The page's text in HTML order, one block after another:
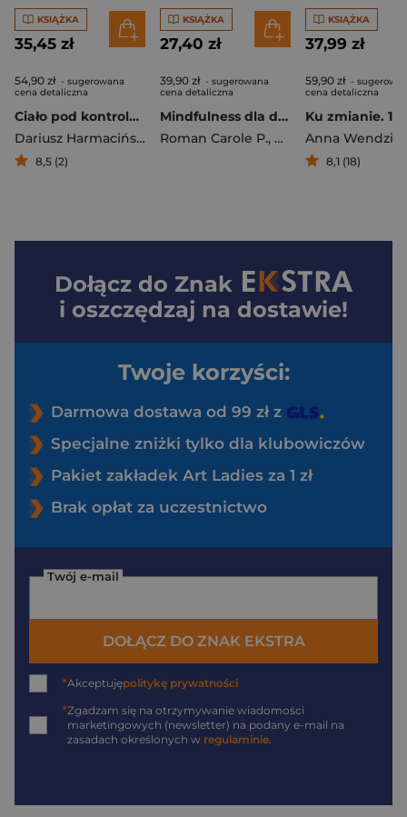
KSIĄŻKA
35,45 zł
54,90 zł - sugerowana
cena detaliczna
Ciało pod kontrolą. Jak zdrowo się ruszać, mniej męczyć i dbać o swój dobrostan
Dariusz Harmaciński
8,5 (2)
KSIĄŻKA
27,40 zł
39,90 zł - sugerowana
cena detaliczna
Mindfulness dla dzieci. Poczuj radość, spokój i kontrolę
Roman Carole P., Albertson-Wren
KSIĄŻKA
37,99 zł
59,90 zł -
cena detaliczna
8,1 (18)
Dołącz do Znak
i oszczędzaj na dostawie!
Twoje korzyści:
Darmowa dostawa od 99 zł z
Specjalne zniżki tylko dla klubowiczów
Pakiet zakładek Art Ladies za 1 zł
Brak opłat za uczestnictwo
Twój e-mail
DOŁĄCZ DO ZNAK EKSTRA
*Akceptujępolitykę prywatności
*Zgadzam się na otrzymywanie wiadomości
marketingowych (newsletter) na podany e-mail na
zasadach określonych w regulaminie.